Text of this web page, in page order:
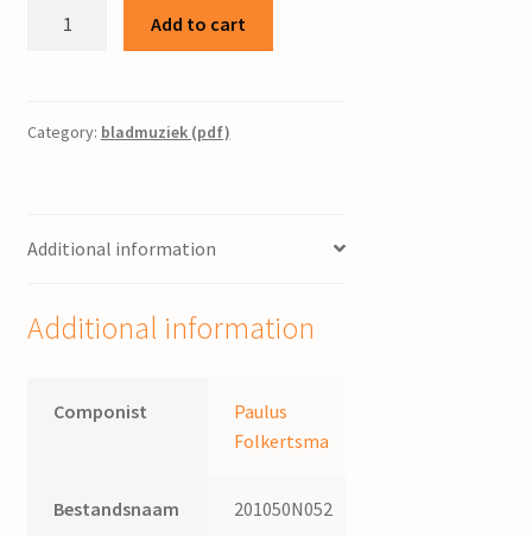
f.s.f.
quantity
Add to cart
Category: bladmuziek (pdf)
Additional information
Additional information
Componist
Paulus
Folkertsma
Bestandsnaam 201050N052